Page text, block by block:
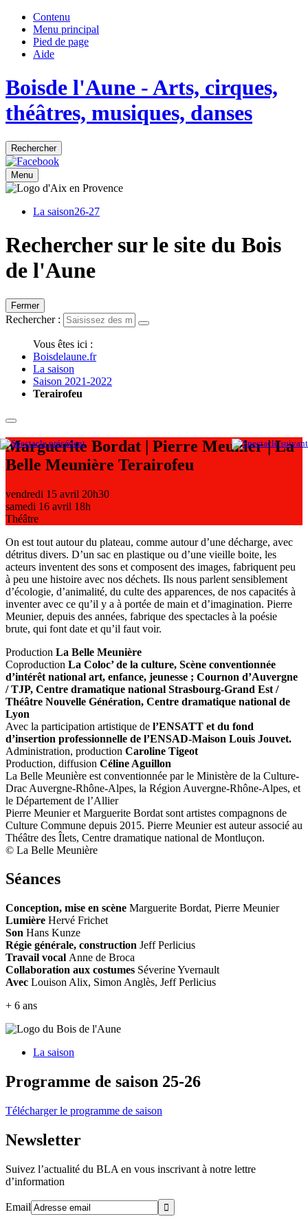
Contenu
Menu principal
Pied de page
Aide
Boisde l'Aune - Arts, cirques,
théâtres, musiques, danses
Rechercher
Menu
La saison26-27
Rechercher sur le site du Bois
de l'Aune
Fermer
Rechercher :
Vous êtes ici :
Boisdelaune.fr
La saison
Saison 2021-2022
Terairofeu
Marguerite Bordat | Pierre Meunier | La
Belle Meunière Terairofeu
vendredi 15 avril 20h30
samedi 16 avril 18h
Théâtre
On est tout autour du plateau, comme autour d’une décharge, avec
détritus divers. D’un sac en plastique ou d’une vieille boite, les
acteurs inventent des sons et composent des images, fabriquent peu
à peu une histoire avec nos déchets. Ils nous parlent sensiblement
d’écologie, d’animalité, du culte des apparences, de nos capacités à
inventer avec ce qu’il y a à portée de main et d’imagination. Pierre
Meunier, depuis des années, fabrique des spectacles à la poésie
brute, qui font date et qu’il faut voir.
Production La Belle Meunière
Coproduction La Coloc’ de la culture, Scène conventionnée
d’intérêt national art, enfance, jeunesse ; Cournon d’Auvergne
/ TJP, Centre dramatique national Strasbourg-Grand Est /
Théâtre Nouvelle Génération, Centre dramatique national de
Lyon
Avec la participation artistique de l’ENSATT et du fond
d’insertion professionnelle de l’ENSAD-Maison Louis Jouvet.
Administration, production Caroline Tigeot
Production, diffusion Céline Aguillon
La Belle Meunière est conventionnée par le Ministère de la Culture-
Drac Auvergne-Rhône-Alpes, la Région Auvergne-Rhône-Alpes, et
le Département de l’Allier
Pierre Meunier et Marguerite Bordat sont artistes compagnons de
Culture Commune depuis 2015. Pierre Meunier est auteur associé au
Théâtre des Îlets, Centre dramatique national de Montluçon.
© La Belle Meunière
Séances
Conception, mise en scène Marguerite Bordat, Pierre Meunier
Lumière Hervé Frichet
Son Hans Kunze
Régie générale, construction Jeff Perlicius
Travail vocal Anne de Broca
Collaboration aux costumes Séverine Yvernault
Avec Louison Alix, Simon Anglès, Jeff Perlicius
+ 6 ans
La saison
Programme de saison 25-26
Télécharger le programme de saison
Newsletter
Suivez l’actualité du BLA en vous inscrivant à notre lettre
d’information
Email